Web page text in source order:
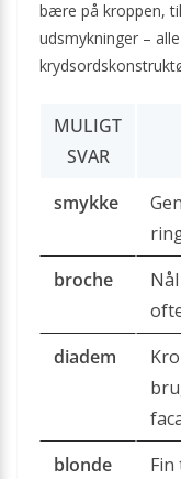
bære på kroppen,
udsmykninger –
MULIGT
SVAR
smykke
broche
diadem
blonde